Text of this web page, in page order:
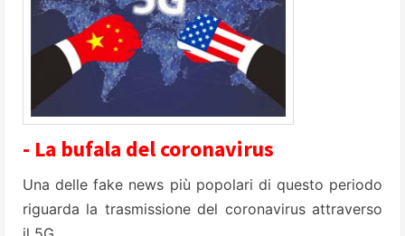
- La bufala del coronavirus
Una delle fake news più popolari di questo periodo
riguarda la trasmissione del coronavirus attraverso